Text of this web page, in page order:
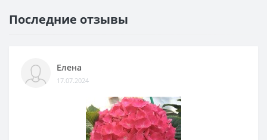
Последние отзывы
Елена
17.07.2024